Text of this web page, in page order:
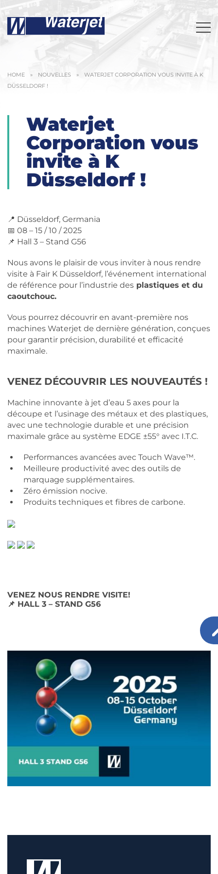
HOME » NOUVELLES »
WATERJET CORPORATION VOUS INVITE À K
DÜSSELDORF !
Waterjet
Corporation vous
invite à K
Düsseldorf !
📍 Düsseldorf, Germania
📅 08 – 15 / 10 / 2025
📌 Hall 3 – Stand G56
Nous avons le plaisir de vous inviter à nous rendre
visite à Fair K Düsseldorf, l’événement international
de référence pour l’industrie des plastiques et du
caoutchouc.
Vous pourrez découvrir en avant-première nos
machines Waterjet de dernière génération, conçues
pour garantir précision, durabilité et efficacité
maximale.
VENEZ DÉCOUVRIR LES NOUVEAUTÉS !
Machine innovante à jet d’eau 5 axes pour la
découpe et l’usinage des métaux et des plastiques,
avec une technologie durable et une précision
maximale grâce au système EDGE ±55° avec I.T.C.
Performances avancées avec Touch Wave™.
Meilleure productivité avec des outils de
marquage supplémentaires.
Zéro émission nocive.
Produits techniques et fibres de carbone.
VENEZ NOUS RENDRE VISITE!
📌 HALL 3 – STAND G56